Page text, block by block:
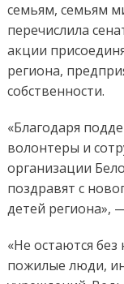
семьям, семьям
перечислила
акции
региона,
собственности.
«Благодаря
волонтеры и
организации
поздравят с
детей региона»,
«Не остаются
пожилые люди,